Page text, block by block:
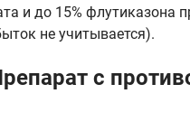
и до 15%
не учитывается).
с